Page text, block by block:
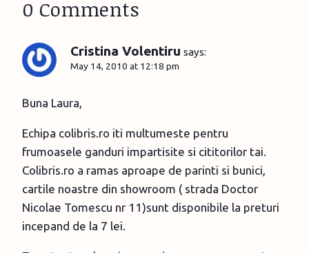
0 Comments
Cristina Volentiru says:
May 14, 2010 at 12:18 pm
Buna Laura,
Echipa colibris.ro iti multumeste pentru
frumoasele ganduri impartisite si cititorilor tai.
Colibris.ro a ramas aproape de parinti si bunici,
cartile noastre din showroom ( strada Doctor
Nicolae Tomescu nr 11)sunt disponibile la preturi
incepand de la 7 lei.